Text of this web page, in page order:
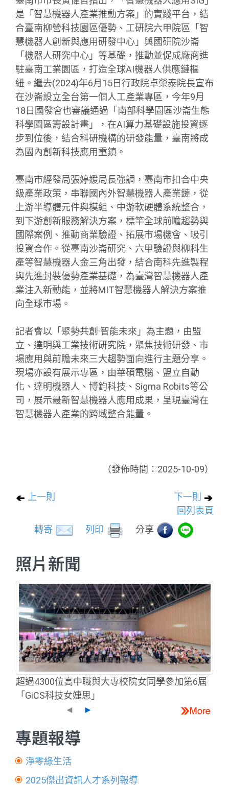
是「智慧機器人產業推動方案」的實踐平台，結
合臺南柳營科技園區優勢、工研院六甲院區「智
慧機器人創新與應用研發中心」與國研院沙崙
「機器人研究中心」等基礎，推動並促成廠商進
駐臺南工業園區，打造全球AI機器人供應鏈樞
紐。繼去(2024)年6月15日行政院卓榮泰院長宣布
在沙崙設立全台第一個人工產業專區，今年9月
18日國發會也審議通過「南部科學園區沙崙生態
科學園區籌設計畫」，在AI算力基礎設施投資逐
步到位後，結合科研機構的研發能量，臺南將成
為國內創新科技應用重鎮。
臺南市經發局張婷媛局長強調，臺南市扣合中央
級產業政策，串聯國內外智慧機器人產業鏈，從
上游半導體元件與模組、中游軟硬體系統整合，
到下游創新服務解決方案，標竿全球前瞻趨勢與
國際案例、推動商業驗證、拓展市場機會、吸引
投資合作。從臺南沙崙研究、六甲驗證與柳科生
產等智慧機器人金三角出發，結合南科先進製程
與先進封裝優勢產業基礎，為臺灣智慧機器人產
業注入新動能，並將MIT智慧機器人解決方案推
向全球市場。
記者會以「聚勢共創·智能未來」為主題，由盟
立、達明與工業技術研究院，聚焦技術研發、市
場應用與前瞻未來三大趨勢面向進行主題分享。
現場亦設有展示專區，由華碩電腦、盟立自動
化、達明機器人、博鈞科技、Sigma Robits等公
司，展示最新智慧機器人應用成果，呈現臺灣在
智慧機器人產業的跨域整合能量。
（發佈時間：2025-10-09）
上一則
下一則
回列表頁
轉寄
列印 分享
照片新聞
超過4300位高中職與大專校院女同學參加第6屆
「GiCS科技女婕思」
◄
►
專題報導
淨零綠生活
2025傑出資訊人才系列報導